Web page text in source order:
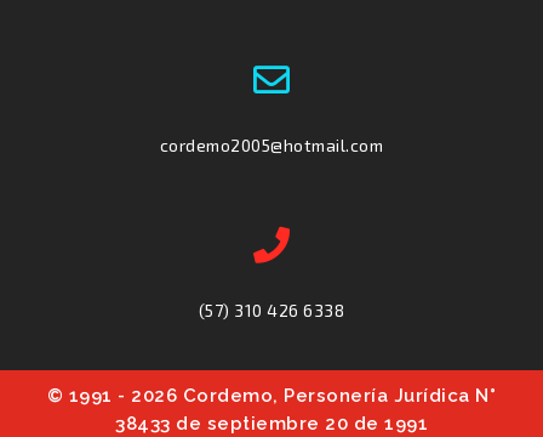

cordemo2005@hotmail.com

(57) 310 426 6338
© 1991 - 2026 Cordemo, Personería Jurídica N°
38433 de septiembre 20 de 1991